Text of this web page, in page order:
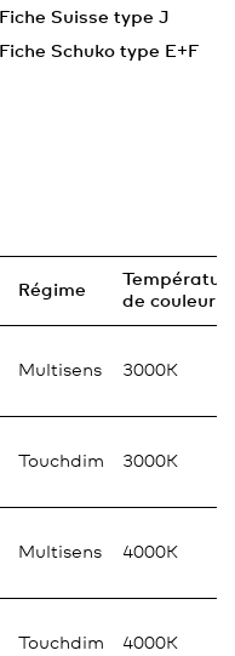
Fiche Suisse type J
Fiche Schuko type E+F
Régime
de couleur
Multisens 3000K
Touchdim 3000K
Multisens 4000K
Touchdim 4000K